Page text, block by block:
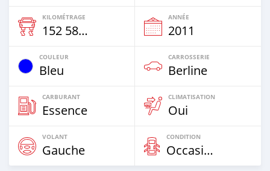
KILOMÉTRAGE
152 585 Km
ANNÉE
2011
COULEUR
Bleu
CARROSSERIE
Berline
CARBURANT
Essence
CLIMATISATION
Oui
VOLANT
Gauche
CONDITION
Occasion